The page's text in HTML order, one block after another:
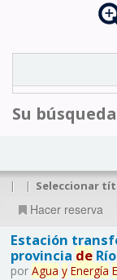
Su
| | Seleccionar
Hacer reserva
Estación
provincia de
por Agua y Energía